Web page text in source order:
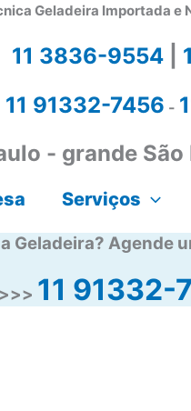
Geladeira Importada e
11 3836-9554|
11 91332-7456 -
- grande
Serviços
Geladeira? Agende
11 91332-